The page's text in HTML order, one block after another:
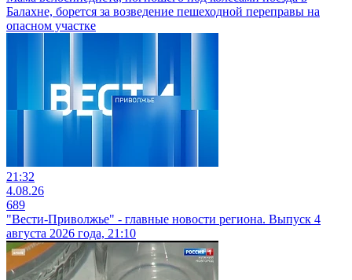
Балахне, борется за возведение пешеходной переправы на
опасном участке
21:32
4.08.26
689
"Вести-Приволжье" - главные новости региона. Выпуск 4
августа 2026 года, 21:10